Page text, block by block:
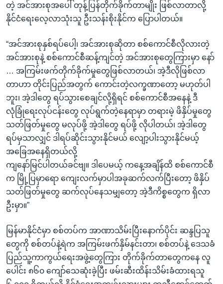
တဲ့ အင်အားစုအပေါ် တုန့်ပြန်တိုက်ခိုက်တာမျိုး ဖြစ်လာတာလို့
နိုင်ငံရေးလေ့လာသုံးသူ ဦးသန်းစိုးနိုင်က ပြောပါတယ်။
“အင်အားစုနှစ်ရပ်ပေါ့၊ အင်အားစုဆိုတာ စစ်ကောင်စီလိုလားတဲ့
အင်အားစုနဲ့ စစ်ကောင်စီဆန့်ကျင်တဲ့ အင်အားစုတွေကြားမှာ နော်
… အကြမ်းဖက်တိုက်ခိုက်မှုတွေဖြစ်လာတယ်၊ အဲ့ဒီလိုဖြစ်လာ
တာဟာ တိုင်းပြည်အတွက် ကောင်းတဲ့လက္ခဏာတော့ မဟုတ်ပါ
ဘူး၊ အဲ့ဒါတွေ ရပ်သွားစေချင်လို့ရှိရင် စစ်ကောင်စီအနေနဲ့ ဒီ
လုံခြုံရေးလုပ်ငန်းတွေ လုပ်ရွက်တဲ့နေရာမှာ တရားမဲ့ ဖိနှိပ်မှုတွေ
သတ်ဖြတ်မှုတွေ မလုပ်ဖို့ အဲ့ဒါတွေ ရပ်ဖို့ လိုပါတယ်၊ အဲ့ဒါတွေ
ရပ်မှသာလျှင် ဒါရပ်ဆိုင်းသွားနိုင်မယ် လျော့ပါးသွားနိုင်မယ့်
အခြေအနေရှိတယ်လို့
ကျနော်မြင်ပါတယ်ခင်ဗျ။ ဒါပေမယ့် ကနေ့အချိန်ထိ စစ်ကောင်စီ
က မြို့ပြမှာရော ကျေးလက်မှာပါအခုဆက်လက်ပြီးတော့ ဖိနှိပ်
သတ်ဖြတ်မှုတွေ ဆက်လုပ်နေသမျှတော့ အဲ့ဒီကိစ္စတွေက ရှိလာ
ဦးမှာ။”
မြန်မာနိုင်ငံမှာ စစ်တပ်က အာဏာသိမ်းပြီးနောက်ပိုင်း ဆန္ဒပြသူ
တွေကို စစ်တပ်နဲ့ရဲက အကြမ်းဖက်နှိမ်နင်းတာ၊ စစ်တပ်နဲ့ ဒေသခံ
ပြည်သူ့ကာကွယ်ရေးအဖွဲ့တွေကြား တိုက်ခိုက်တာတွေကနေ လူ
ပေါင်း ၈၆၀ ကျော်သေဆုံးခဲ့ပြီး ဖမ်းဆီးထိန်းသိမ်းခံထားရသူ